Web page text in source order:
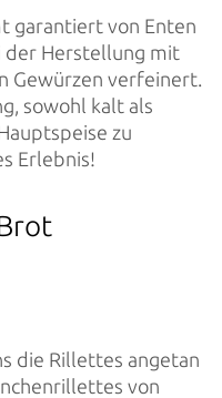
garantiert von Enten
der Herstellung mit
Gewürzen verfeinert.
sowohl kalt als
zu
Erlebnis!
die Rillettes angetan
von